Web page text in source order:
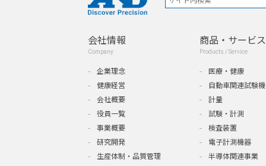
会社情報
Company
企業理念
健康経営
会社概要
役員一覧
事業概要
研究開発
生産体制・品質管理
商品・サービス
Products / Service
医療・健康
自動車関連試験機
計量
試験・計測
検査装置
電子計測機器
半導体関連事業